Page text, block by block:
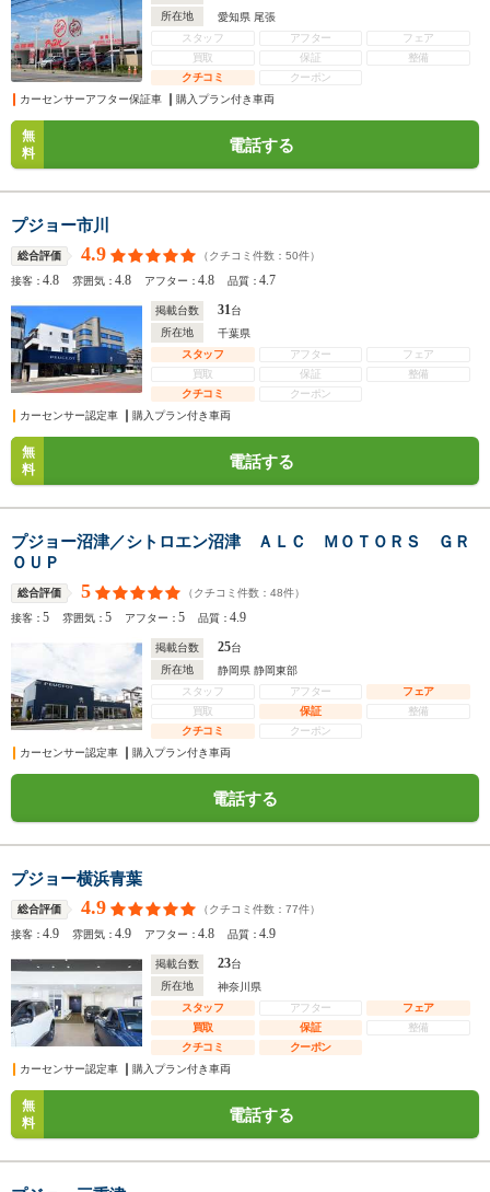
所在地
愛知県 尾張
スタッフ
アフター
フェア
買取
保証
整備
クチコミ
クーポン
カーセンサーアフター保証車
購入プラン付き車両
無
料
電話する
プジョー市川
総合評価 4.9 （クチコミ件数： 50件）
接客：4.8 雰囲気：4.8 アフター：4.8 品質：4.7
掲載台数 31台
所在地
千葉県
スタッフ
アフター
フェア
買取
保証
整備
クチコミ
クーポン
カーセンサー認定車
購入プラン付き車両
無
料
電話する
プジョー沼津／シトロエン沼津 ＡＬＣ ＭＯＴＯＲＳ ＧＲ
ＯＵＰ
総合評価 5 （クチコミ件数： 48件）
接客：5 雰囲気：5 アフター：5 品質：4.9
掲載台数 25台
所在地
静岡県 静岡東部
スタッフ
アフター
フェア
買取
保証
整備
クチコミ
クーポン
カーセンサー認定車
購入プラン付き車両
電話する
プジョー横浜青葉
総合評価 4.9 （クチコミ件数： 77件）
接客：4.9 雰囲気：4.9 アフター：4.8 品質：4.9
掲載台数 23台
所在地
神奈川県
スタッフ
アフター
フェア
買取
保証
整備
クチコミ
クーポン
カーセンサー認定車
購入プラン付き車両
無
料
電話する